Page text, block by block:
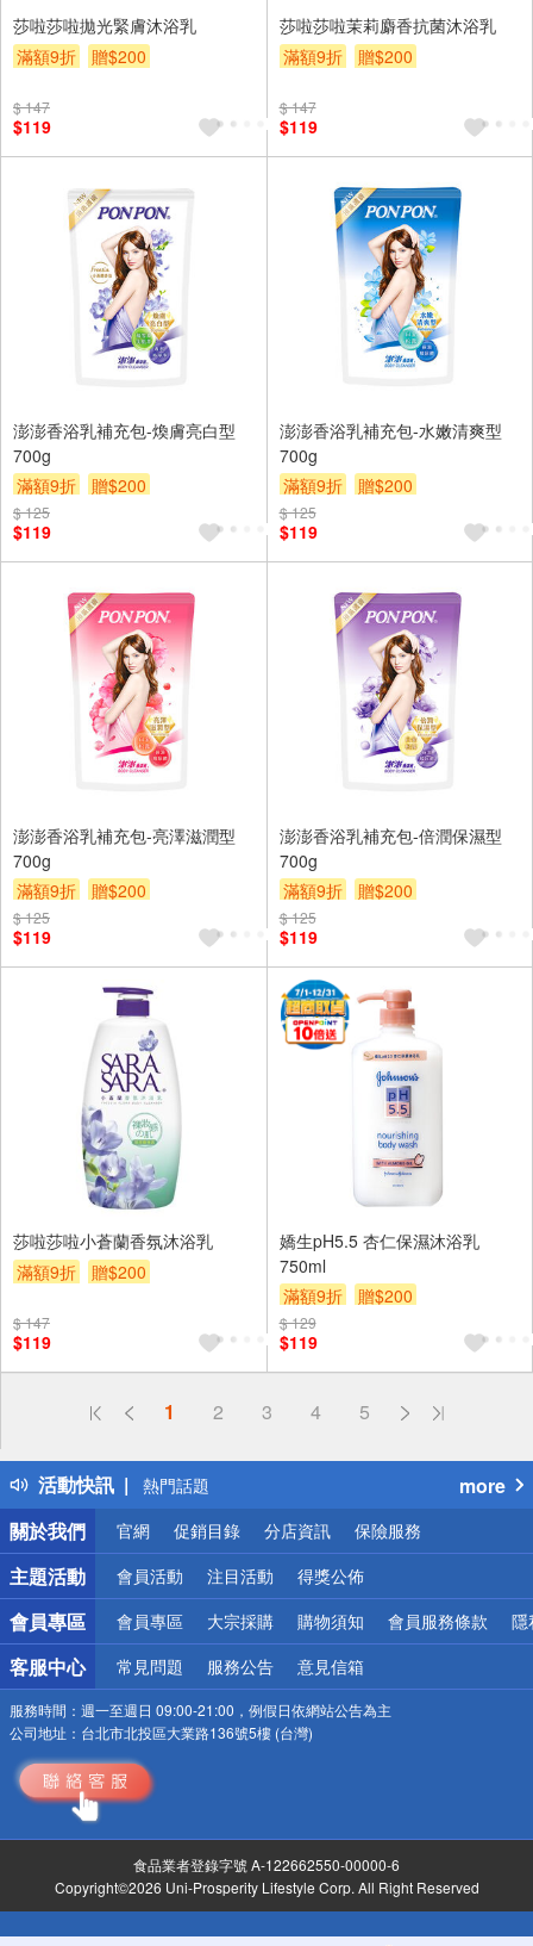
莎啦莎啦拋光緊膚沐浴乳
滿額9折
贈$200
$ 147
$119
莎啦莎啦茉莉麝香抗菌沐浴乳
滿額9折
贈$200
$ 147
$119
澎澎香浴乳補充包-煥膚亮白型
700g
滿額9折
贈$200
$ 125
$119
澎澎香浴乳補充包-水嫩清爽型
700g
滿額9折
贈$200
$ 125
$119
澎澎香浴乳補充包-亮澤滋潤型
700g
滿額9折
贈$200
$ 125
$119
澎澎香浴乳補充包-倍潤保濕型
700g
滿額9折
贈$200
$ 125
$119
莎啦莎啦小蒼蘭香氛沐浴乳
滿額9折
贈$200
$ 147
$119
嬌生pH5.5 杏仁保濕沐浴乳
750ml
滿額9折
贈$200
$ 129
$119
1 2 3 4 5
活動快訊
偏遠地區配送
得獎公告
熱門話題
銀行優惠
偏遠地區配送
詐騙網頁！請小心！
more
關於我們
官網 促銷目錄 分店資訊 保險服務
主題活動 會員活動 注目活動 得獎公佈
會員專區 會員專區 大宗採購 購物須知 會員服務條款 隱
客服中心 常見問題 服務公告 意見信箱
服務時間： 週一至週日 09:00-21:00，例假日依網站公告為主
公司地址： 台北市北投區大業路136號5樓 (台灣)
食品業者登錄字號 A-122662550-00000-6
Copyright©2026 Uni-Prosperity Lifestyle Corp. All Right Reserved